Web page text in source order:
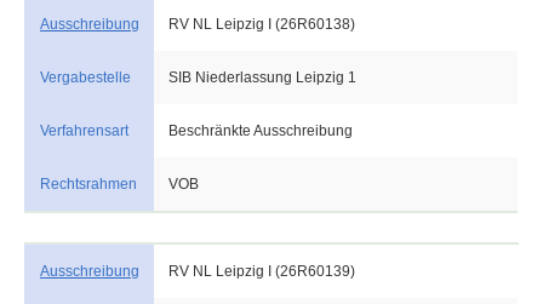
Ausschreibung RV NL Leipzig I (26R60138)
Vergabestelle SIB Niederlassung Leipzig 1
Verfahrensart Beschränkte Ausschreibung
Rechtsrahmen VOB
Ausschreibung RV NL Leipzig I (26R60139)